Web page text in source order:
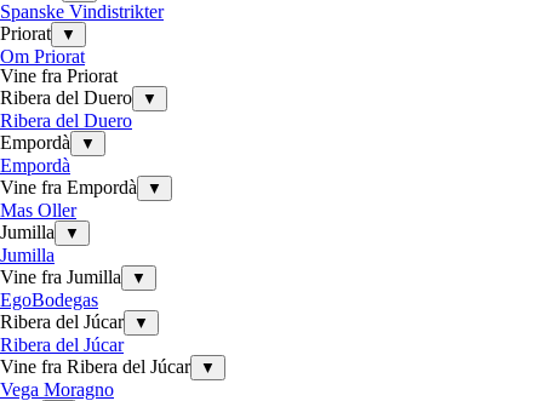
Spanske Vindistrikter
Priorat
▼
Om Priorat
Vine fra Priorat
Ribera del Duero
▼
Ribera del Duero
Empordà
▼
Empordà
Vine fra Empordà
▼
Mas Oller
Jumilla
▼
Jumilla
Vine fra Jumilla
▼
EgoBodegas
Ribera del Júcar
▼
Ribera del Júcar
Vine fra Ribera del Júcar
▼
Vega Moragno